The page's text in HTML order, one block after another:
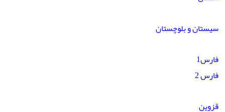
سیستان و بلوچستان
فارس1
فارس 2
قزوین